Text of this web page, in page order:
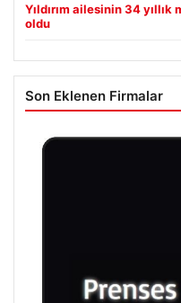
Yıldırım ailesinin 34
oldu
Son Eklenen Firmalar